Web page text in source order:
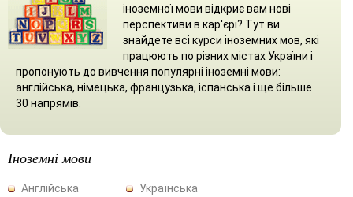
іноземної мови відкриє вам нові
перспективи в кар'єрі? Тут ви
знайдете всі курси іноземних мов, які
працюють по різних містах України і
пропонують до вивчення популярні іноземні мови:
англійська, німецька, французька, іспанська і ще більше
30 напрямів.
Іноземні мови
Англійська
Українська